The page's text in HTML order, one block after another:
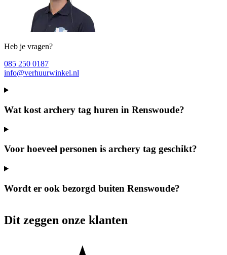
Heb je vragen?
085 250 0187
info@verhuurwinkel.nl
Wat kost archery tag huren in Renswoude?
Voor hoeveel personen is archery tag geschikt?
Wordt er ook bezorgd buiten Renswoude?
Dit zeggen onze klanten